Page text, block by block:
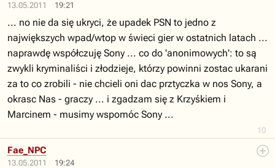
13.05.2011 19:21
10
... no nie da się ukryci, że upadek PSN to jedno z
największych wpad/wtop w świeci gier w ostatnich latach ...
naprawdę współczuję Sony ... co do 'anonimowych': to są
zwykli kryminaliści i złodzieje, którzy powinni zostac ukarani
za to co zrobili - nie chcieli oni dac prztyczka w nos Sony, a
okrasc Nas - graczy ... i zgadzam się z Krzyśkiem i
Marcinem - musimy wspomóc Sony ...
13.05.2011 19:24
Fae_NPC